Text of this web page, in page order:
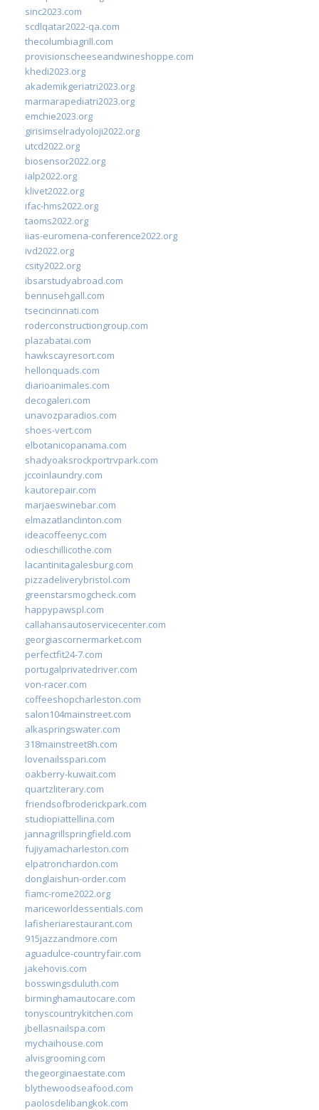
sinc2023.com
scdlqatar2022-qa.com
thecolumbiagrill.com
provisionscheeseandwineshoppe.com
khedi2023.org
akademikgeriatri2023.org
marmarapediatri2023.org
emchie2023.org
girisimselradyoloji2022.org
utcd2022.org
biosensor2022.org
ialp2022.org
klivet2022.org
ifac-hms2022.org
taoms2022.org
iias-euromena-conference2022.org
ivd2022.org
csity2022.org
ibsarstudyabroad.com
bennusehgall.com
tsecincinnati.com
roderconstructiongroup.com
plazabatai.com
hawkscayresort.com
hellonquads.com
diarioanimales.com
decogaleri.com
unavozparadios.com
shoes-vert.com
elbotanicopanama.com
shadyoaksrockportrvpark.com
jccoinlaundry.com
kautorepair.com
marjaeswinebar.com
elmazatlanclinton.com
ideacoffeenyc.com
odieschillicothe.com
lacantinitagalesburg.com
pizzadeliverybristol.com
greenstarsmogcheck.com
happypawspl.com
callahansautoservicecenter.com
georgiascornermarket.com
perfectfit24-7.com
portugalprivatedriver.com
von-racer.com
coffeeshopcharleston.com
salon104mainstreet.com
alkaspringswater.com
318mainstreet8h.com
lovenailsspari.com
oakberry-kuwait.com
quartzliterary.com
friendsofbroderickpark.com
studiopiattellina.com
jannagrillspringfield.com
fujiyamacharleston.com
elpatronchardon.com
donglaishun-order.com
fiamc-rome2022.org
mariceworldessentials.com
lafisheriarestaurant.com
915jazzandmore.com
aguadulce-countryfair.com
jakehovis.com
bosswingsduluth.com
birminghamautocare.com
tonyscountrykitchen.com
jbellasnailspa.com
mychaihouse.com
alvisgrooming.com
thegeorginaestate.com
blythewoodseafood.com
paolosdelibangkok.com